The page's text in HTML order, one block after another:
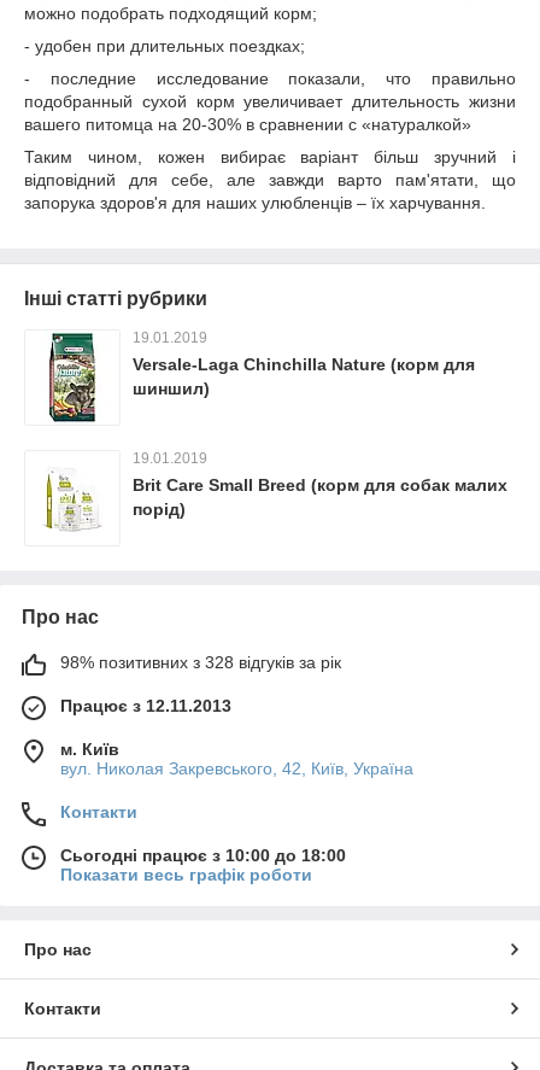
можно подобрать подходящий корм;
- удобен при длительных поездках;
- последние исследование показали, что правильно
подобранный сухой корм увеличивает длительность жизни
вашего питомца на 20-30% в сравнении с «натуралкой»
Таким чином, кожен вибирає варіант більш зручний і
відповідний для себе, але завжди варто пам'ятати, що
запорука здоров'я для наших улюбленців – їх харчування.
Інші статті рубрики
19.01.2019
Versale-Laga Chinchilla Nature (корм для
шиншил)
19.01.2019
Brit Care Small Breed (корм для собак малих
порід)
Про нас
98% позитивних з 328 відгуків за рік
Працює з 12.11.2013
м. Київ
вул. Николая Закревського, 42, Київ, Україна
Контакти
Сьогодні працює з 10:00 до 18:00
Показати весь графік роботи
Про нас
Контакти